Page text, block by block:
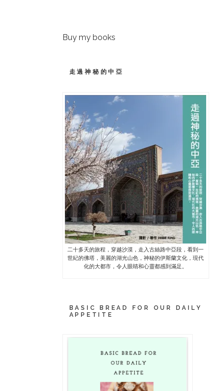
Buy my books
走過神秘的中亞
二十多天的旅程，穿越沙漠，走入古絲路中亞段，看到一
世紀的佛塔，美麗的湖光山色，神秘的伊斯蘭文化，現代
化的大都市，令人眼睛和心靈都感到滿足。
BASIC BREAD FOR OUR DAILY
APPETITE